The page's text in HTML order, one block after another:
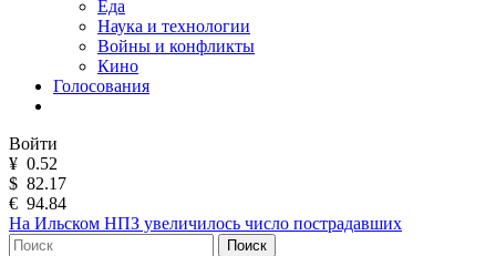
Еда
Наука и технологии
Войны и конфликты
Кино
Голосования
Войти
¥ 0.52
$ 82.17
€ 94.84
На Ильском НПЗ увеличилось число пострадавших
Поиск